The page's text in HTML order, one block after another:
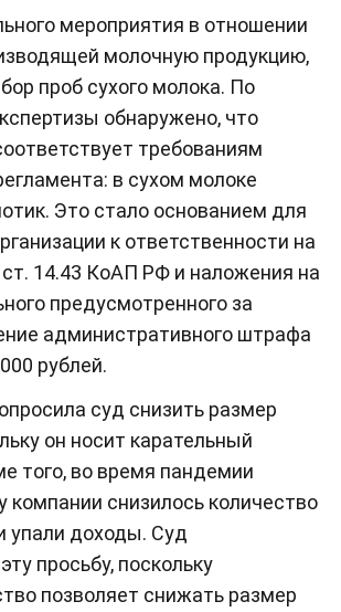
мероприятия в отношении
молочную продукцию,
проб сухого молока. По
обнаружено, что
требованиям
в сухом молоке
Это стало основанием для
к ответственности на
ст. 14.43 КоАП РФ и наложения на
предусмотренного за
административного штрафа
рублей.
суд снизить размер
он носит карательный
того, во время пандемии
компании снизилось количество
упали доходы. Суд
просьбу, поскольку
позволяет снижать размер